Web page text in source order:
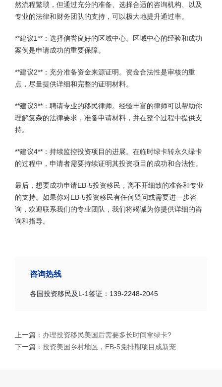
然流程繁琐，但通过充分的准备、选择合适的咨询机构、以及
专业的法律和财务团队的支持，可以极大地提升通过率。
**建议1**：选择信誉良好的区域中心。区域中心的经验和成功
案例是申请成功的重要保障。
**建议2**：充分准备资金来源证明。资金合法性是审核的重
点，尽量提供详细和完整的证明材料。
**建议3**：聘请专业的移民律师。经验丰富的律师可以帮助你
理解复杂的法律要求，准备申请材料，并在整个过程中提供支
持。
**建议4**：持续监控投资项目的进展。在临时绿卡转永久绿卡
的过程中，申请者需要持续证明其投资项目的成功和合法性。
最后，想要成功申请EB-5投资移民，离不开细致的准备和专业
的支持。如果你对EB-5投资移民有任何疑问或需要进一步咨
询，欢迎联系我们的专业团队，我们将竭诚为你提供详细的咨
询和指导。
咨询热线
各国投资移民及L-1签证：139-2248-2045
上一篇： 办理投资移民美国后需要多长时间拿绿卡?
下一篇： 投资美国乡村地区，EB-5免排期项目成新宠